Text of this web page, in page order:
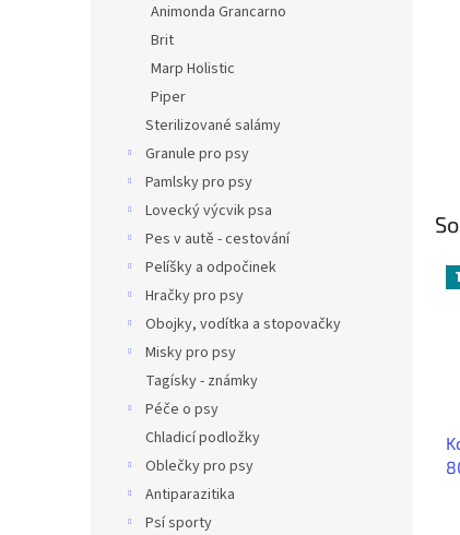
Animonda Grancarno
Brit
Marp Holistic
Piper
Sterilizované salámy
Granule pro psy
Pamlsky pro psy
Lovecký výcvik psa
Pes v autě - cestování
Pelíšky a odpočinek
Hračky pro psy
Obojky, vodítka a stopovačky
Misky pro psy
Tagísky - známky
Péče o psy
Chladicí podložky
Oblečky pro psy
Antiparazitika
Psí sporty